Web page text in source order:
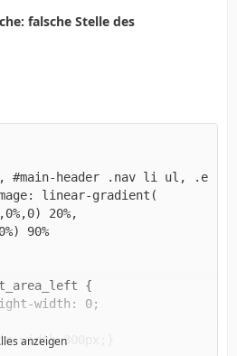
falsche Stelle des
anzeigen